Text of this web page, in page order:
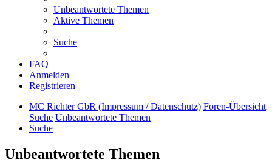
Unbeantwortete Themen
Aktive Themen
Suche
FAQ
Anmelden
Registrieren
MC Richter GbR (Impressum / Datenschutz) Foren-Übersicht
Suche Unbeantwortete Themen
Suche
Unbeantwortete Themen